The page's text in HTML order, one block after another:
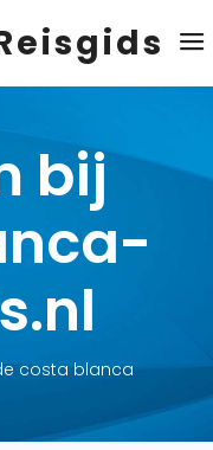
bij
costa blanca